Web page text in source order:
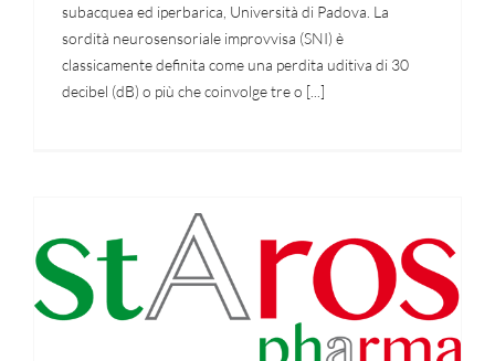
subacquea ed iperbarica, Università di Padova. La
sordità neurosensoriale improvvisa (SNI) è
classicamente definita come una perdita uditiva di 30
decibel (dB) o più che coinvolge tre o [...]
L’azienda